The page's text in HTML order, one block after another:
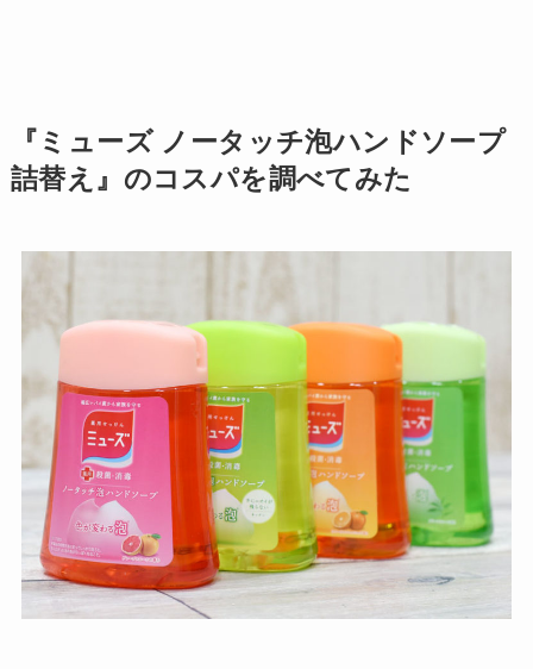
『ミューズ ノータッチ泡ハンドソープ
詰替え』のコスパを調べてみた